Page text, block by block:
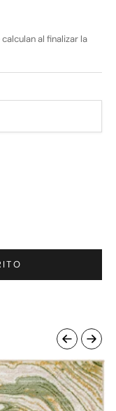
calculan al finalizar la